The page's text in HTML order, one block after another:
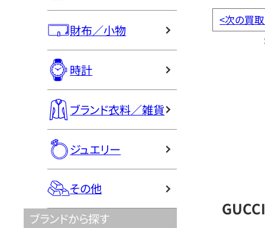
財布／小物
時計
ブランド衣料／雑貨
ジュエリー
その他
ブランドから探す
<次の買